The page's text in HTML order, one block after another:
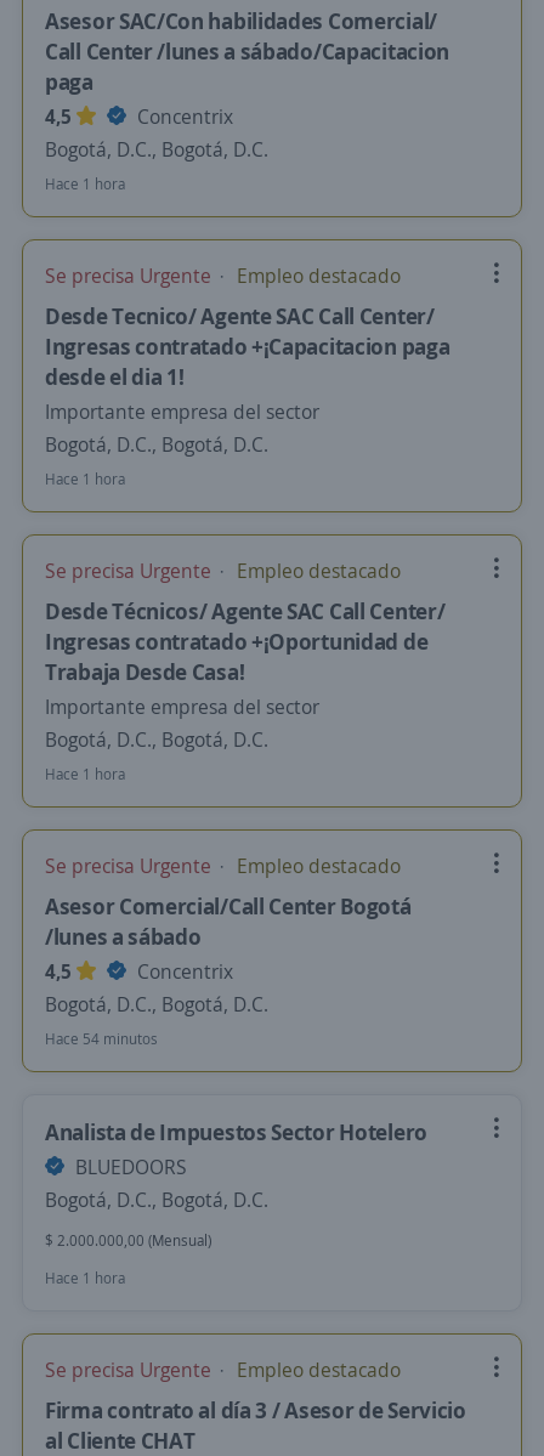
Asesor SAC/Con habilidades Comercial/
Call Center /lunes a sábado/Capacitacion
paga
4,5
Concentrix
Bogotá, D.C., Bogotá, D.C.
Hace 1 hora
Se precisa Urgente Empleo destacado
Desde Tecnico/ Agente SAC Call Center/
Ingresas contratado +¡Capacitacion paga
desde el dia 1!
Importante empresa del sector
Bogotá, D.C., Bogotá, D.C.
Hace 1 hora
Se precisa Urgente Empleo destacado
Desde Técnicos/ Agente SAC Call Center/
Ingresas contratado +¡Oportunidad de
Trabaja Desde Casa!
Importante empresa del sector
Bogotá, D.C., Bogotá, D.C.
Hace 1 hora
Se precisa Urgente Empleo destacado
Asesor Comercial/Call Center Bogotá
/lunes a sábado
4,5
Concentrix
Bogotá, D.C., Bogotá, D.C.
Hace 54 minutos
Analista de Impuestos Sector Hotelero
BLUEDOORS
Bogotá, D.C., Bogotá, D.C.
$ 2.000.000,00 (Mensual)
Hace 1 hora
Se precisa Urgente Empleo destacado
Firma contrato al día 3 / Asesor de Servicio
al Cliente CHAT